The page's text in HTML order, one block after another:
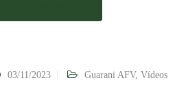
03/11/2023 Guarani AFV, Vídeos